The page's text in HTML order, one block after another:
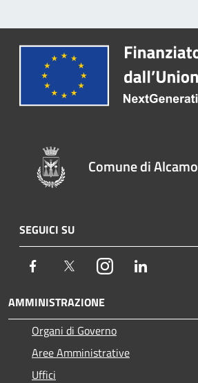
Comune di Alcamo
SEGUICI SU
Facebook TwitterInstagram
AMMINISTRAZIONE
Organi di Governo
Aree Amministrative
Uffici